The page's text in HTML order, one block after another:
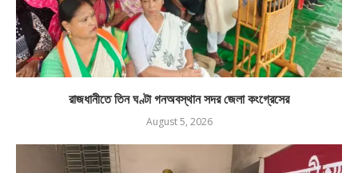
রাজধানীতে তিন ঘণ্টা গনঅবস্থান সদর জেলা কংগ্রেসের
August 5, 2026